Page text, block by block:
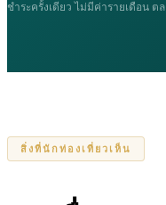
ชำระครั้งเดียว ไม่มีค่ารายเดือน ต
สิ่งที่นักท่องเที่ยวเห็น